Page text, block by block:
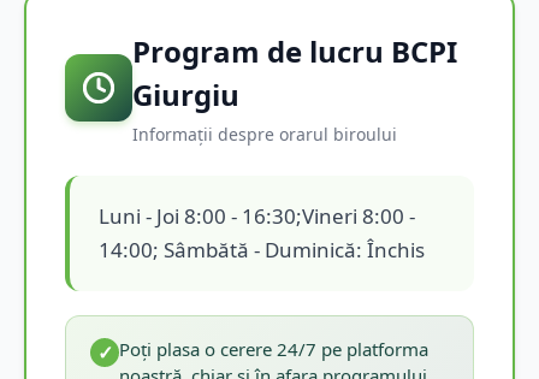
Program de lucru BCPI
Giurgiu
Informații despre orarul biroului
Luni - Joi 8:00 - 16:30;Vineri 8:00 -
14:00; Sâmbătă - Duminică: Închis
✓ Poți plasa o cerere 24/7 pe platforma